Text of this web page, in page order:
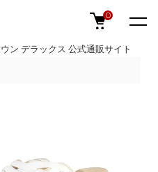
デラックス 公式通販サイト
0